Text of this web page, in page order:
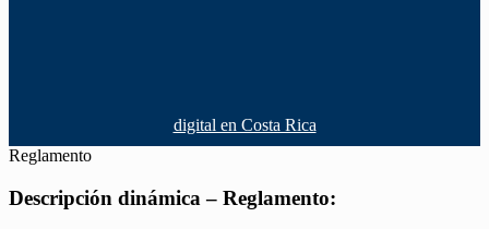
digital en Costa Rica
Reglamento
Descripción dinámica – Reglamento: